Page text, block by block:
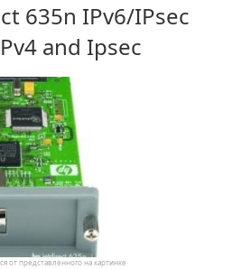
635n IPv6/IPsec
and Ipsec
от представленного на картинке